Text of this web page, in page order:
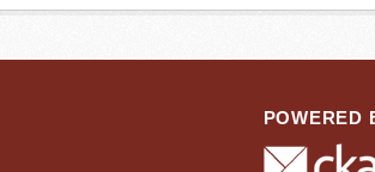
POWERED